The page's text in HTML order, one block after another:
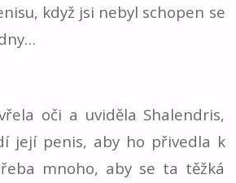
když jsi nebyl schopen se
oči a uviděla Shalendris,
její penis, aby ho přivedla k
mnoho, aby se ta těžká